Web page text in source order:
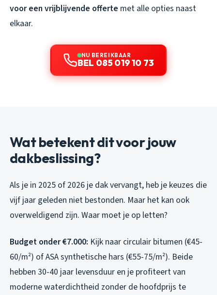
voor een vrijblijvende offerte met alle opties naast
elkaar.
NU BEREIKBAAR
BEL 085 019 10 73
Wat betekent dit voor jouw
dakbeslissing?
Als je in 2025 of 2026 je dak vervangt, heb je keuzes die
vijf jaar geleden niet bestonden. Maar het kan ook
overweldigend zijn. Waar moet je op letten?
Budget onder €7.000: Kijk naar circulair bitumen (€45-
60/m²) of ASA synthetische hars (€55-75/m²). Beide
hebben 30-40 jaar levensduur en je profiteert van
moderne waterdichtheid zonder de hoofdprijs te